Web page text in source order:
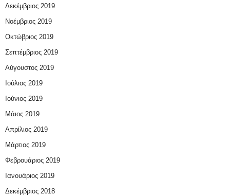
Δεκέμβριος 2019
Νοέμβριος 2019
Οκτώβριος 2019
Σεπτέμβριος 2019
Αύγουστος 2019
Ιούλιος 2019
Ιούνιος 2019
Μάιος 2019
Απρίλιος 2019
Μάρτιος 2019
Φεβρουάριος 2019
Ιανουάριος 2019
Δεκέμβριος 2018